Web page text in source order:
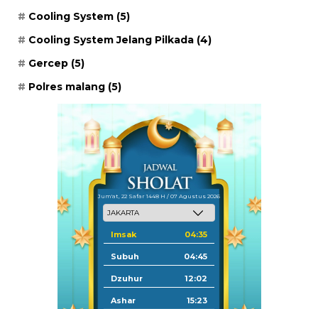
Cooling System (5)
Cooling System Jelang Pilkada (4)
Gercep (5)
Polres malang (5)
Jum'at, 22 Safar 1448 H / 07 Agustus 2026
Imsak 04:35
Subuh 04:45
Dzuhur 12:02
Ashar 15:23